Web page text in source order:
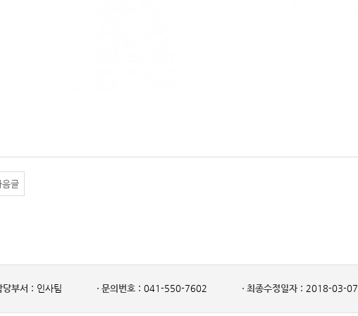
음글
당부서 : 인사팀 문의번호 : 041-550-7602 최종수정일자 : 2018-03-07